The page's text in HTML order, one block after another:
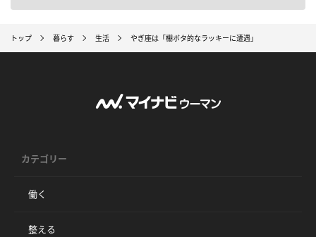
トップ 暮らす 生活 やぎ座は「棚ボタ的なラッキーに遭遇」
カテゴリー
働く
整える